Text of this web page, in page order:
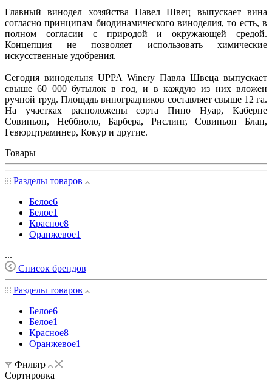
Главный винодел хозяйства Павел Швец выпускает вина
согласно принципам биодинамического виноделия, то есть, в
полном согласии с природой и окружающей средой.
Концепция не позволяет использовать химические
искусственные удобрения.
Сегодня винодельня UPPA Winery Павла Швеца выпускает
свыше 60 000 бутылок в год, и в каждую из них вложен
ручной труд. Площадь виноградников составляет свыше 12 га.
На участках расположены сорта Пино Нуар, Каберне
Совиньон, Неббиоло, Барбера, Рислинг, Совиньон Блан,
Гевюрцтраминер, Кокур и другие.
Товары
Разделы товаров
Белое6
Белое1
Красное8
Оранжевое1
...
Список брендов
Разделы товаров
Белое6
Белое1
Красное8
Оранжевое1
Фильтр
Сортировка